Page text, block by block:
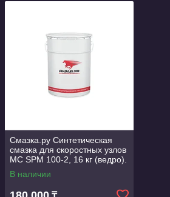
Смазка.ру Синтетическая
смазка для скоростных узлов
МС SPM 100-2, 16 кг (ведро).
В наличии